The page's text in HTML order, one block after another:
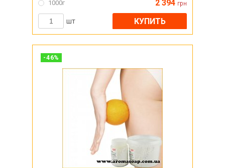
1000г 2 394 грн
шт КУПИТЬ
-46%